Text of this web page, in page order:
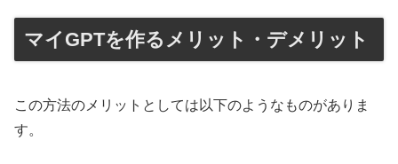
マイGPTを作るメリット・デメリット
この方法のメリットとしては以下のようなものがありま
す。